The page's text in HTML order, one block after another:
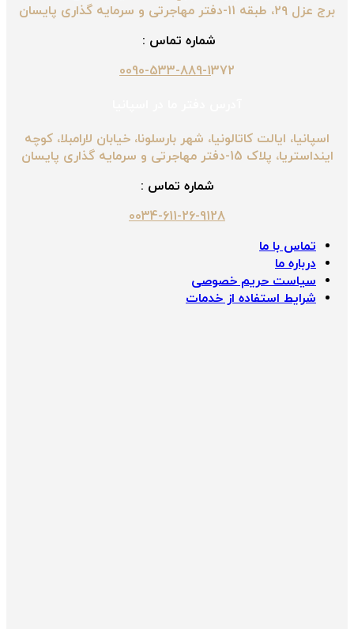
برج عزل ۲۹، طبقه ۱۱-دفتر مهاجرتی و سرمایه گذاری پایسان
شماره تماس :
0090-533-889-1372
اسپانیا، ایالت کاتالونیا، شهر بارسلونا، خیابان لارامبلا، کوچه
اینداستریا، پلاک 15-دفتر مهاجرتی و سرمایه گذاری پایسان
شماره تماس :
0034-611-26-9128
تماس با ما
درباره ما
سیاست حریم خصوصی
شرایط استفاده از خدمات